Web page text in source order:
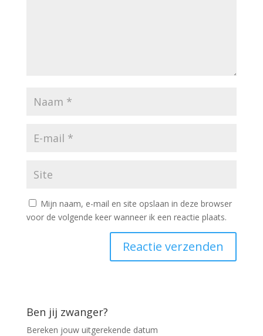
Mijn naam, e-mail en site opslaan in deze browser
voor de volgende keer wanneer ik een reactie plaats.
Ben jij zwanger?
Bereken jouw uitgerekende datum